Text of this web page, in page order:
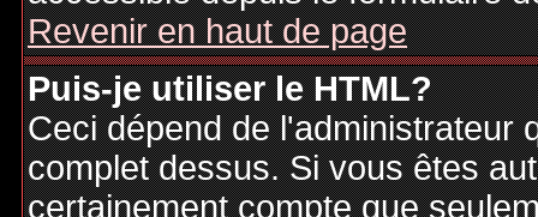
Revenir en haut de page
Puis-je utiliser le HTML?
Ceci dépend de l'administrateur
complet dessus. Si vous êtes
certainement compte que